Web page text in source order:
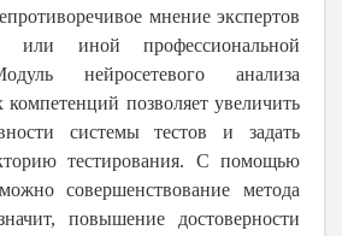
мнение экспертов
иной профессиональной
нейросетевого анализа
позволяет увеличить
системы тестов и задать
тестирования. С помощью
совершенствование метода
повышение достоверности